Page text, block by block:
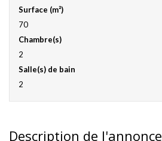
Surface (m²)
70
Chambre(s)
2
Salle(s) de bain
2
Description de l'annonce